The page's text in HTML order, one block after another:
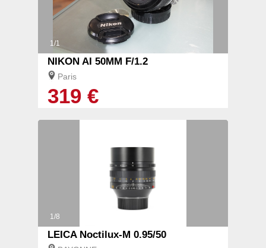
1/1
NIKON AI 50MM F/1.2
Paris
319 €
1/8
LEICA Noctilux-M 0.95/50